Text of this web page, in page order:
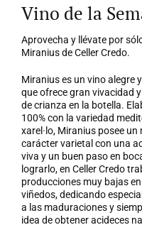
más
Vino de la
Aprovecha y llévate por
Miranius de Celler Credo.
Miranius es un vino alegre
que ofrece gran vivacidad
de crianza en la botella.
100% con la variedad
xarel·lo, Miranius posee un
carácter varietal con una
viva y un buen paso en
lograrlo, en Celler Credo
producciones muy bajas
viñedos, dedicando
a las maduraciones y
idea de obtener acideces